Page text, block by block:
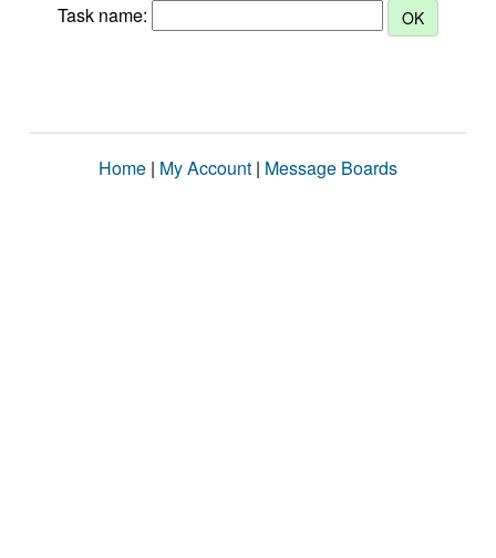
Task name:
Home | My Account | Message Boards